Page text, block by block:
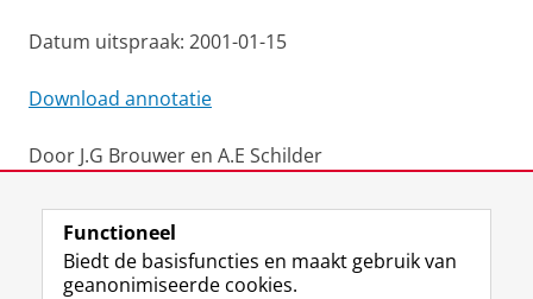
Datum uitspraak: 2001-01-15
Download annotatie
Door J.G Brouwer en A.E Schilder
Laatst gewijzigd: 05 juli 2024 11:09
Functioneel
Biedt de basisfuncties en maakt gebruik van
geanonimiseerde cookies.